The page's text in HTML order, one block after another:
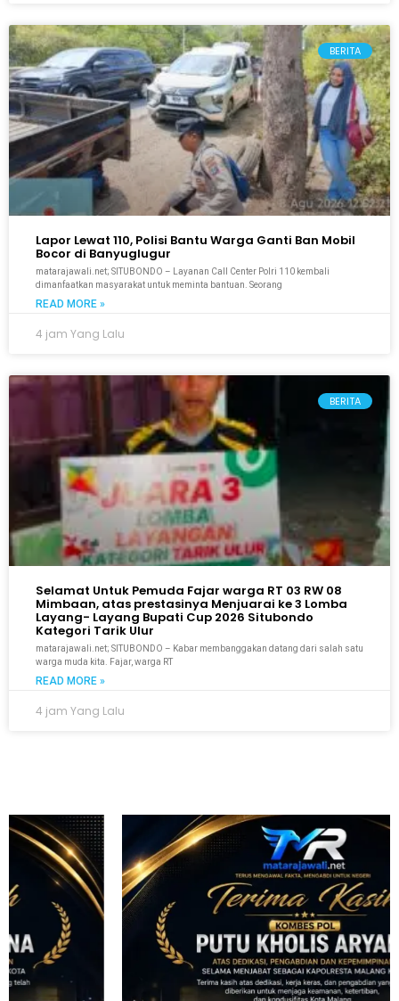
BERITA
Lapor Lewat 110, Polisi Bantu Warga Ganti Ban Mobil
Bocor di Banyuglugur
matarajawali.net; SITUBONDO – Layanan Call Center Polri 110 kembali
dimanfaatkan masyarakat untuk meminta bantuan. Seorang
READ MORE »
4 jam Yang Lalu
BERITA
Selamat Untuk Pemuda Fajar warga RT 03 RW 08
Mimbaan, atas prestasinya Menjuarai ke 3 Lomba
Layang- Layang Bupati Cup 2026 Situbondo
Kategori Tarik Ulur
matarajawali.net; SITUBONDO – Kabar membanggakan datang dari salah satu
warga muda kita. Fajar, warga RT
READ MORE »
4 jam Yang Lalu